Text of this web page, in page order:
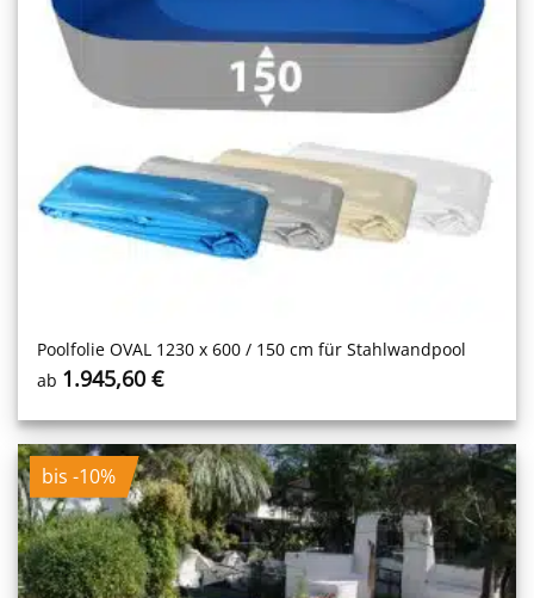
Poolfolie OVAL 1230 x 600 / 150 cm für Stahlwandpool
ab 1.945,60€
bis -10%